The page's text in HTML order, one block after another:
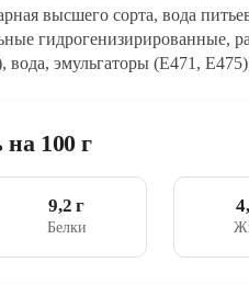
высшего сорта, вода
гидрогенизирированные,
вода, эмульгаторы (Е471,
100 г
9,2 г
Белки